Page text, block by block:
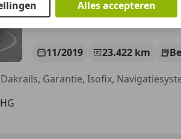
11/2019 23.422 km
Garantie, Isofix,
Alles accepteren